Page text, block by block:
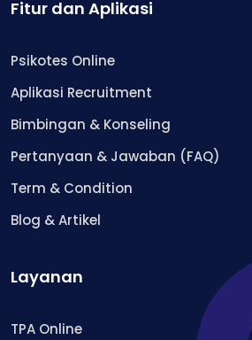
Fitur dan Aplikasi
Psikotes Online
Aplikasi Recruitment
Bimbingan & Konseling
Pertanyaan & Jawaban (FAQ)
Term & Condition
Blog & Artikel
Layanan
TPA Online